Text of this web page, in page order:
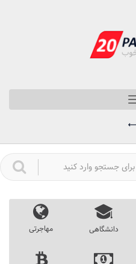
Toggle
navigation
دانشگاهی مهاجرتی